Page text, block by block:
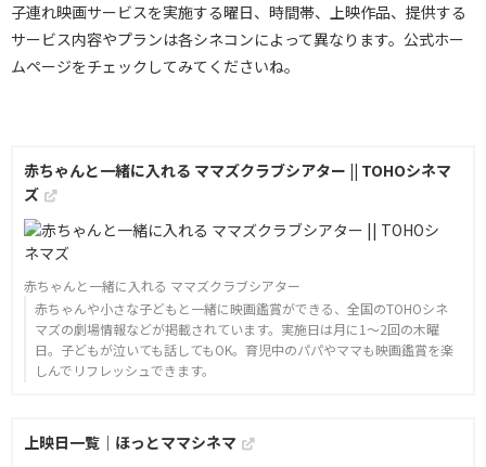
子連れ映画サービスを実施する曜日、時間帯、上映作品、提供する
サービス内容やプランは各シネコンによって異なります。公式ホー
ムページをチェックしてみてくださいね。
赤ちゃんと一緒に入れる ママズクラブシアター || TOHOシネマ
ズ
赤ちゃんと一緒に入れる ママズクラブシアター
赤ちゃんや小さな子どもと一緒に映画鑑賞ができる、全国のTOHOシネ
マズの劇場情報などが掲載されています。実施日は月に1～2回の木曜
日。子どもが泣いても話してもOK。育児中のパパやママも映画鑑賞を楽
しんでリフレッシュできます。
上映日一覧｜ほっとママシネマ